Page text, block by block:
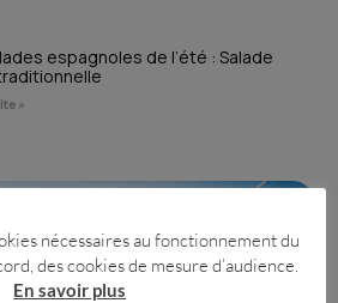
espagnoles de l’été : Salade
»
nécessaires au fonctionnement du
des cookies de mesure d’audience.
En savoir plus